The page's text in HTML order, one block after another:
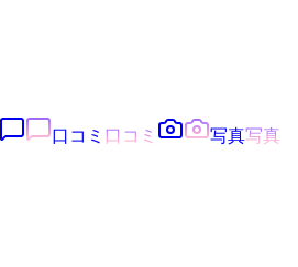
口コミ 口コミ 写真写真